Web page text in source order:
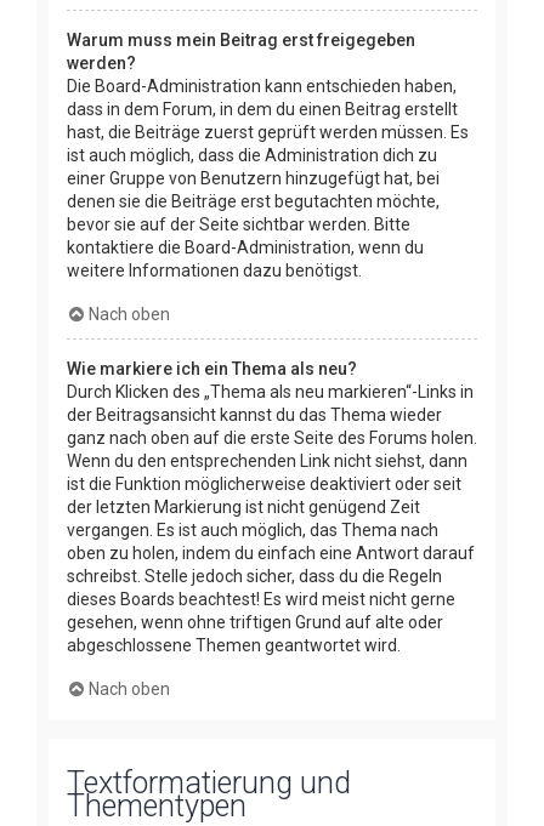
Warum muss mein Beitrag erst freigegeben
werden?
Die Board-Administration kann entschieden haben,
dass in dem Forum, in dem du einen Beitrag erstellt
hast, die Beiträge zuerst geprüft werden müssen. Es
ist auch möglich, dass die Administration dich zu
einer Gruppe von Benutzern hinzugefügt hat, bei
denen sie die Beiträge erst begutachten möchte,
bevor sie auf der Seite sichtbar werden. Bitte
kontaktiere die Board-Administration, wenn du
weitere Informationen dazu benötigst.
Nach oben
Wie markiere ich ein Thema als neu?
Durch Klicken des „Thema als neu markieren“-Links in
der Beitragsansicht kannst du das Thema wieder
ganz nach oben auf die erste Seite des Forums holen.
Wenn du den entsprechenden Link nicht siehst, dann
ist die Funktion möglicherweise deaktiviert oder seit
der letzten Markierung ist nicht genügend Zeit
vergangen. Es ist auch möglich, das Thema nach
oben zu holen, indem du einfach eine Antwort darauf
schreibst. Stelle jedoch sicher, dass du die Regeln
dieses Boards beachtest! Es wird meist nicht gerne
gesehen, wenn ohne triftigen Grund auf alte oder
abgeschlossene Themen geantwortet wird.
Nach oben
Textformatierung und
Thementypen